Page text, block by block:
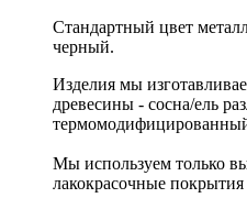
Стандартный цвет
черный.
Изделия мы
древесины - сосна/ель
Мы используем только
лакокрасочные